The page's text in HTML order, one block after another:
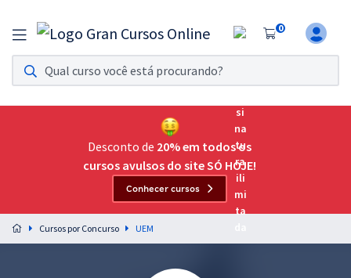
0
Assinatura Ilimitada 11
Acesso a todos os cursos. Teste grátis por 7 dias!
Assinatura OAB Até Passar
Acesso ilimitado a toda preparação para o Exame da
Preparação completa e intensiva para as principais
residências em saúde do Brasil
Desconto de 20% em todos os
cursos avulsos do site SÓ HOJE!
Conhecer cursos
Cursos por Concurso UEM